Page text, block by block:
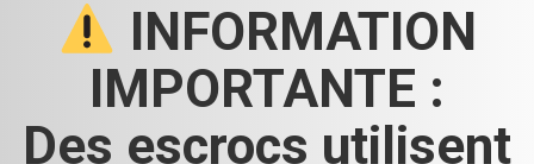
INFORMATION
IMPORTANTE :
Des escrocs utilisent